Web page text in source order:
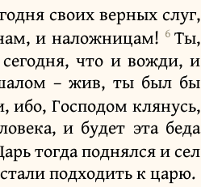
своих верных слуг,
и наложницам! 6Ты,
что и вожди, и
– жив, ты был бы
ибо, Господом клянусь,
и будет эта беда
тогда поднялся и сел
подходить к царю.